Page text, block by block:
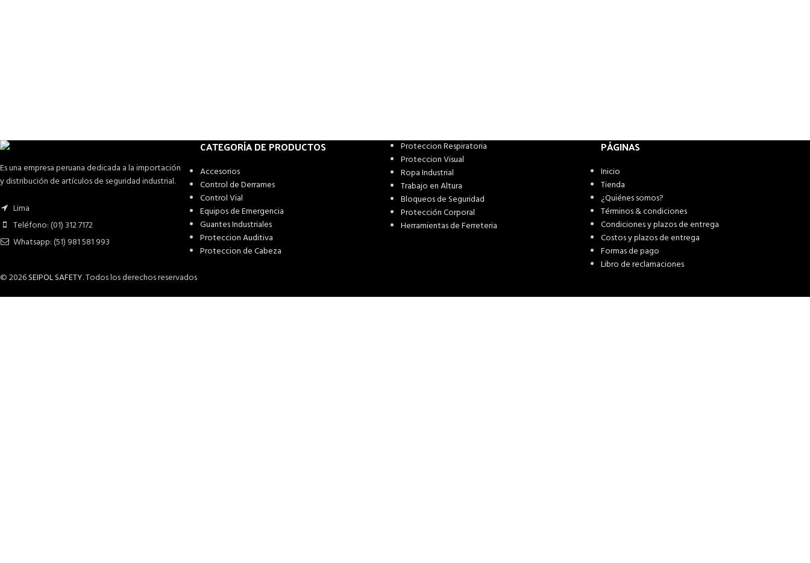
Es una empresa peruana dedicada a la importación
y distribución de artículos de seguridad industrial.
Lima
Teléfono: (01) 312 7172
Whatsapp: (51) 981 581 993
CATEGORÍA DE PRODUCTOS
Accesorios
Control de Derrames
Control Vial
Equipos de Emergencia
Guantes Industriales
Proteccion Auditiva
Proteccion de Cabeza
Proteccion Respiratoria
Proteccion Visual
Ropa Industrial
Trabajo en Altura
Bloqueos de Seguridad
Protección Corporal
Herramientas de Ferreteria
PÁGINAS
Inicio
Tienda
¿Quiénes somos?
Términos & condiciones
Condiciones y plazos de entrega
Costos y plazos de entrega
Formas de pago
Libro de reclamaciones
© 2026SEIPOL SAFETY. Todos los derechos reservados